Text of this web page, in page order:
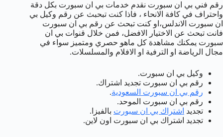
رقم فني بي ان سبورت نقدم خدمات بي ان سبورت بكل دقة
واحتراف في كافة الانحاء ، فاذا كنت تبحبث عن رقم وكيل بي
ان سبورت الاندلس،او كنت تبحث عن رقم بي ان سبورت
فانت تبحث عن الاختيار الافضل، فمن خلال قنوات بي ان
سبورت يمكنك مشاهدة كل ماهو حصري ومتميز سواء في
مجال الرياضة او الترفية او الافلام والمسلسلات.
وكيل بي ان سبورت.
رقم بي ان سبورت تجديد اشتراك.
رقم بي ان سبورت السعودية.
رقم بي ان سبورت الموحد.
تجديد اشتراك بي ان سبورت بالفيزا.
تجديد اشتراك بي ان سبورت اون لاين.